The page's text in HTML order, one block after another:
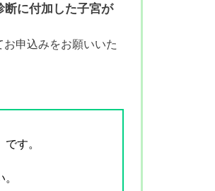
に付加した子宮が
申込みをお願いいた
す。